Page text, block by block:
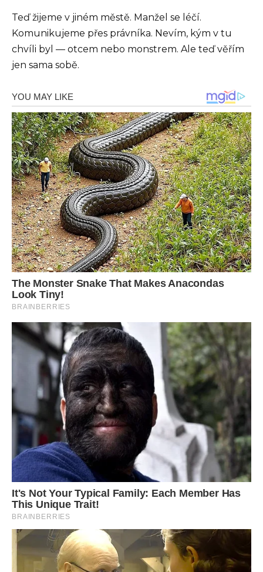
Teď žijeme v jiném městě. Manžel se léčí.
Komunikujeme přes právníka. Nevím, kým v tu
chvíli byl — otcem nebo monstrem. Ale teď věřím
jen sama sobě.